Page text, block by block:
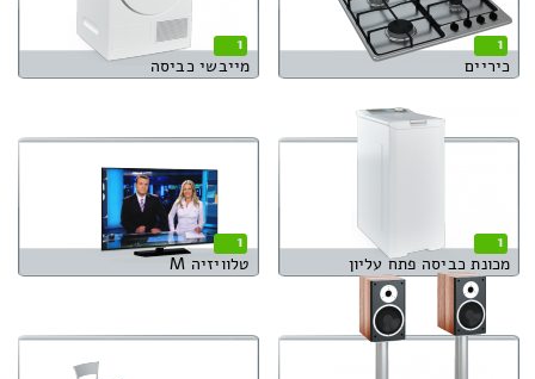
1
כיריים
1
מייבשי כביסה
1
מכונת כביסה פתח עליון
1
טלוויזיה M